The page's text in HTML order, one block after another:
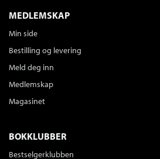
MEDLEMSKAP
Min side
Bestilling og levering
Meld deg inn
Medlemskap
Magasinet
BOKKLUBBER
Bestselgerklubben